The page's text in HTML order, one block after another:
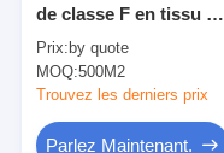
de classe F en tissu de
adhésif acrylique
Prix: by quote
MOQ:500M2
Trouvez les derniers prix
Parlez Maintenant.